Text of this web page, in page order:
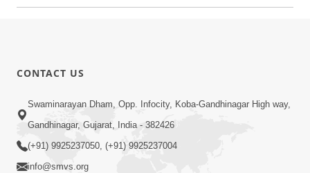
CONTACT US
Swaminarayan Dham, Opp. Infocity, Koba-Gandhinagar High way,
Gandhinagar, Gujarat, India - 382426
(+91) 9925237050, (+91) 9925237004
info@smvs.org